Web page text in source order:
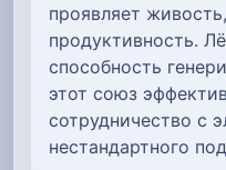
проявляет
продуктивность.
способность
этот союз
сотрудничество с
нестандартного